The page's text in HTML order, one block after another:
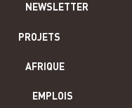
NEWSLETTER
PROJETS
AFRIQUE
EMPLOIS